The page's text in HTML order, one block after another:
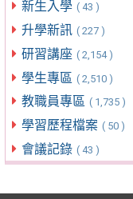
新生入學 ( 43 )
升學新訊 ( 227 )
研習講座 ( 2,154 )
學生專區 ( 2,510 )
教職員專區 ( 1,735 )
學習歷程檔案 ( 50 )
會議記錄 ( 43 )